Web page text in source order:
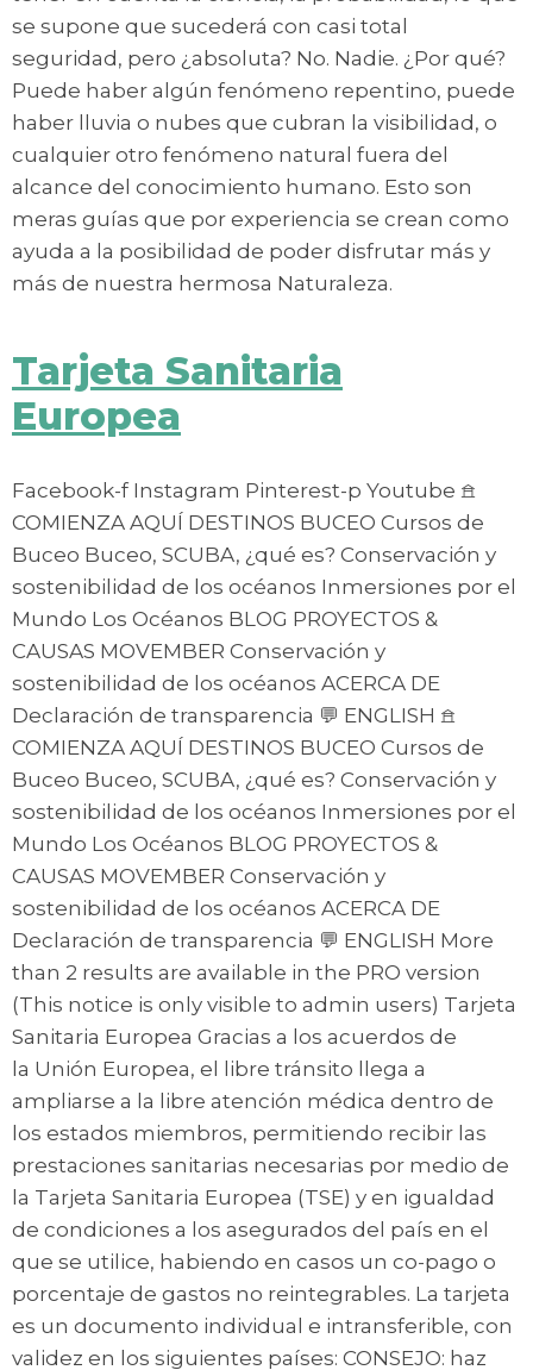
se supone que sucederá con casi total
seguridad, pero ¿absoluta? No. Nadie. ¿Por qué?
Puede haber algún fenómeno repentino, puede
haber lluvia o nubes que cubran la visibilidad, o
cualquier otro fenómeno natural fuera del
alcance del conocimiento humano. Esto son
meras guías que por experiencia se crean como
ayuda a la posibilidad de poder disfrutar más y
más de nuestra hermosa Naturaleza.
Tarjeta Sanitaria
Europea
Facebook-f Instagram Pinterest-p Youtube 𖠿
COMIENZA AQUÍ DESTINOS BUCEO Cursos de
Buceo Buceo, SCUBA, ¿qué es? Conservación y
sostenibilidad de los océanos Inmersiones por el
Mundo Los Océanos BLOG PROYECTOS &
CAUSAS MOVEMBER Conservación y
sostenibilidad de los océanos ACERCA DE
Declaración de transparencia 💬 ENGLISH 𖠿
COMIENZA AQUÍ DESTINOS BUCEO Cursos de
Buceo Buceo, SCUBA, ¿qué es? Conservación y
sostenibilidad de los océanos Inmersiones por el
Mundo Los Océanos BLOG PROYECTOS &
CAUSAS MOVEMBER Conservación y
sostenibilidad de los océanos ACERCA DE
Declaración de transparencia 💬 ENGLISH More
than 2 results are available in the PRO version
(This notice is only visible to admin users) Tarjeta
Sanitaria Europea Gracias a los acuerdos de
la Unión Europea, el libre tránsito llega a
ampliarse a la libre atención médica dentro de
los estados miembros, permitiendo recibir las
prestaciones sanitarias necesarias por medio de
la Tarjeta Sanitaria Europea (TSE) y en igualdad
de condiciones a los asegurados del país en el
que se utilice, habiendo en casos un co-pago o
porcentaje de gastos no reintegrables. La tarjeta
es un documento individual e intransferible, con
validez en los siguientes países: CONSEJO: haz